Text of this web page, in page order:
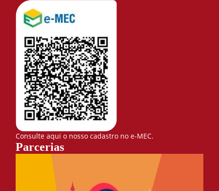
Consulte aqui o nosso cadastro no e-MEC.
Parcerias